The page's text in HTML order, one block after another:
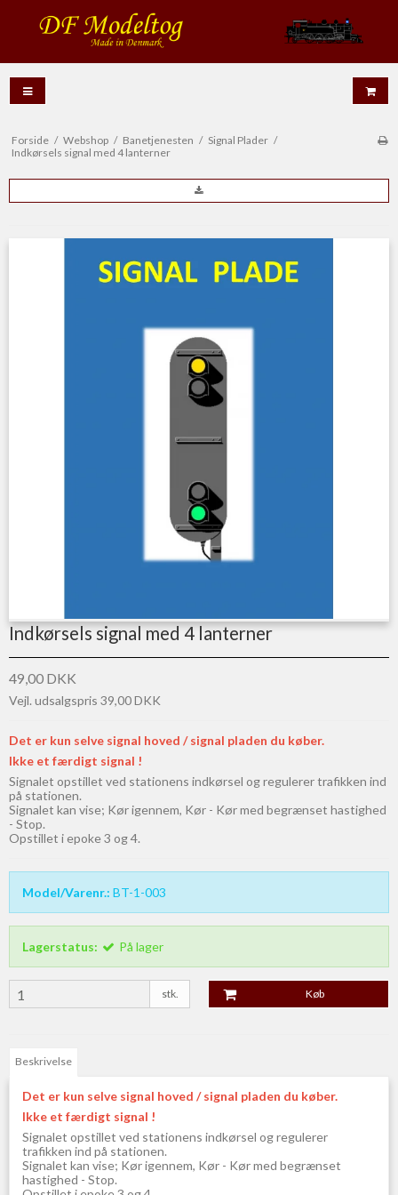
Forside / Webshop / Banetjenesten / Signal Plader /
Indkørsels signal med 4 lanterner
Indkørsels signal med 4 lanterner
49,00 DKK
Vejl. udsalgspris 39,00 DKK
Det er kun selve signal hoved / signal pladen du køber.
Ikke et færdigt signal !
Signalet opstillet ved stationens indkørsel og regulerer trafikken ind
på stationen.
Signalet kan vise; Kør igennem, Kør - Kør med begrænset hastighed
- Stop.
Opstillet i epoke 3 og 4.
Model/Varenr.: BT-1-003
Lagerstatus: På lager
stk. Køb
Beskrivelse
Det er kun selve signal hoved / signal pladen du køber.
Ikke et færdigt signal !
Signalet opstillet ved stationens indkørsel og regulerer
trafikken ind på stationen.
Signalet kan vise; Kør igennem, Kør - Kør med begrænset
hastighed - Stop.